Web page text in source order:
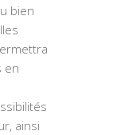
bien
en
ainsi